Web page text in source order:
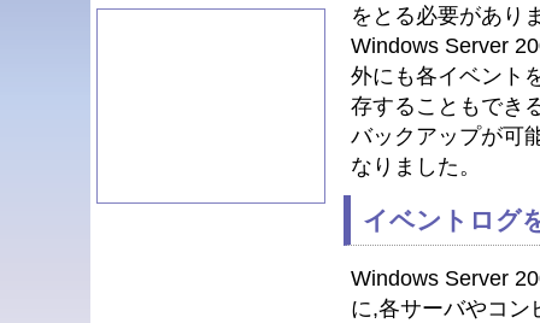
をとる必要があり
Windows Server
外にも各イベント
存することもでき
バックアップが可
なりました。
イベントログ
Windows Server
に,各サーバやコン